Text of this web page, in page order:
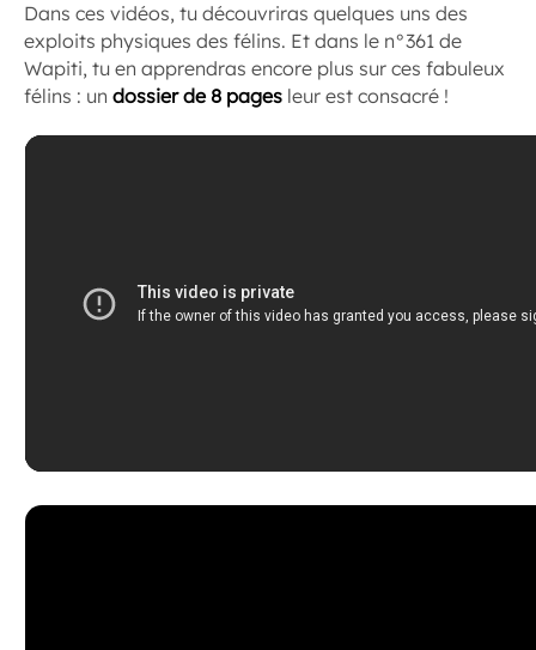
Dans ces vidéos, tu découvriras quelques uns des
exploits physiques des félins. Et dans le n°361 de
Wapiti, tu en apprendras encore plus sur ces fabuleux
félins : un dossier de 8 pages leur est consacré !